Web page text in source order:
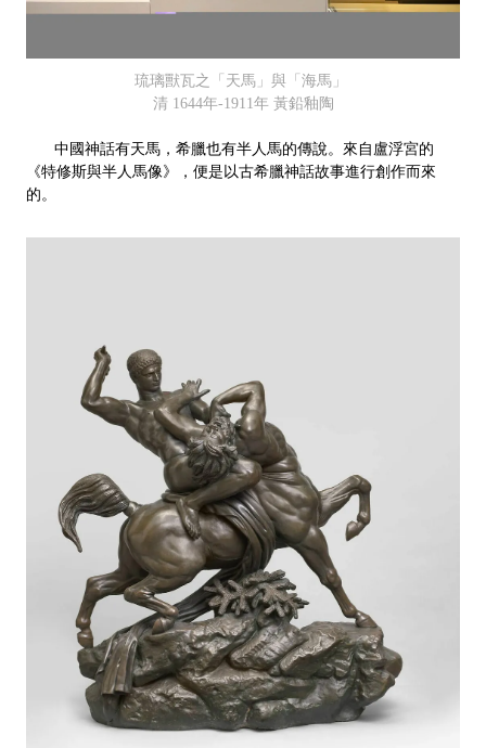
琉璃獸瓦之「天馬」與「海馬」
清 1644年-1911年 黃鉛釉陶
中國神話有天馬，希臘也有半人馬的傳說。來自盧浮宮的
《特修斯與半人馬像》，便是以古希臘神話故事進行創作而來
的。